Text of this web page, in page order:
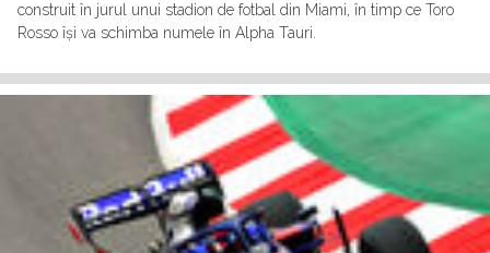
construit în jurul unui stadion de fotbal din Miami, în timp ce Toro
Rosso își va schimba numele în Alpha Tauri.